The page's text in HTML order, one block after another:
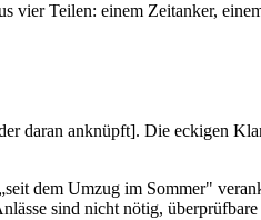
vier Teilen: einem Zeitanker,
daran anknüpft]. Die eckigen
dem Umzug im Sommer"
sind nicht nötig, überprüfbare